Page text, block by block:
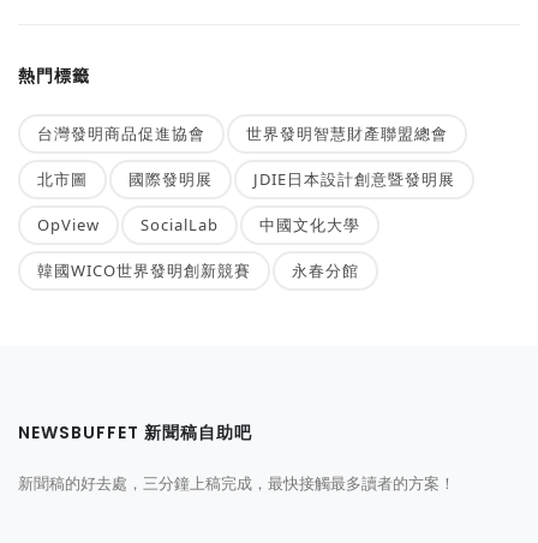
熱門標籤
台灣發明商品促進協會 世界發明智慧財產聯盟總會
北市圖 國際發明展 JDIE日本設計創意暨發明展
OpView SocialLab 中國文化大學
韓國WICO世界發明創新競賽 永春分館
NEWSBUFFET 新聞稿自助吧
新聞稿的好去處，三分鐘上稿完成，最快接觸最多讀者的方案！